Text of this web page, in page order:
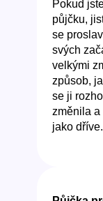
Pokud
půjčku,
se
svých
velkými
způsob,
se ji
změnila a
jako